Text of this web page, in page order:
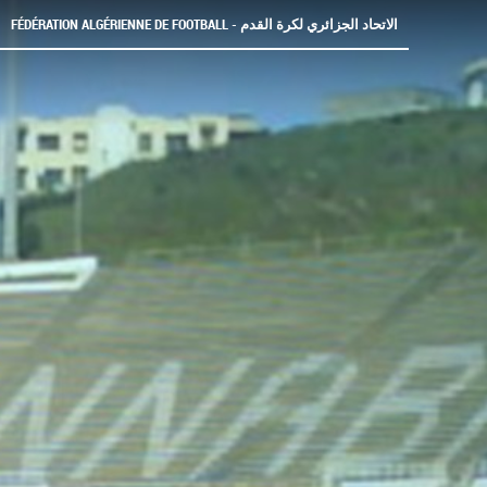
FÉDÉRATION ALGÉRIENNE DE FOOTBALL - الاتحاد الجزائري لكرة القدم